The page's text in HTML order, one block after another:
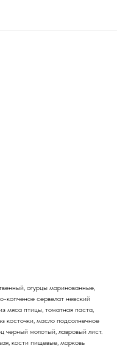
огурцы маринованные,
копченое сервелат невский
мяса птицы, томатная паста,
косточки, масло подсолнечное
черный молотый, лавровый лист.
кости пищевые, морковь